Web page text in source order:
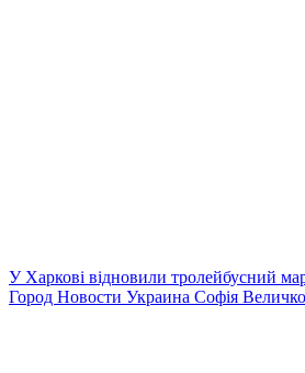
У Харкові відновили тролейбусний
Город Новости Украина Софія Величко